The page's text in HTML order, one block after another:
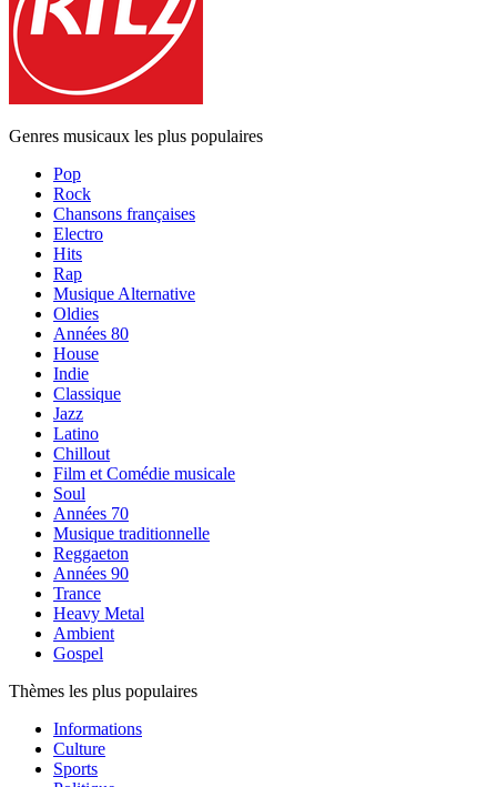
Genres musicaux les plus populaires
Pop
Rock
Chansons françaises
Electro
Hits
Rap
Musique Alternative
Oldies
Années 80
House
Indie
Classique
Jazz
Latino
Chillout
Film et Comédie musicale
Soul
Années 70
Musique traditionnelle
Reggaeton
Années 90
Trance
Heavy Metal
Ambient
Gospel
Thèmes les plus populaires
Informations
Culture
Sports